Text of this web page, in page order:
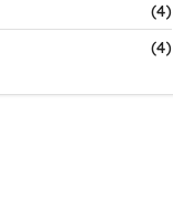
(4)
(4)